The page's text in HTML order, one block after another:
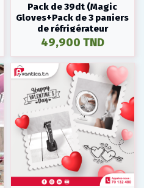
Pack de 39dt (Magic
Gloves+Pack de 3 paniers
de réfrigérateur
rétractable +couvre plat)
49,900 TND